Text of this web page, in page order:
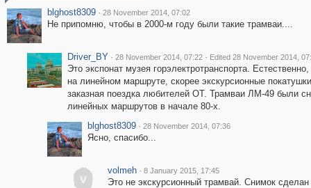
blghost8309 · 28 November 2014, 07:02
Не припомню, чтобы в 2000-м году были такие трамваи....
Driver_BY · 28 November 2014, 07:22 · Edited 28 November 2014,
Это экспонат музея горэлектротранспорта.
на линейном маршруте, скорее экскурсионные
заказная поездка любителей ОТ. Трамваи ЛМ-49 были
линейных маршрутов в начале 80-х.
blghost8309 · 28 November 2014, 07:36
Ясно, спасибо...
v
volmeh · 8 January 2015, 17:45
Это не экскурсионный трамвай. Снимок сделан